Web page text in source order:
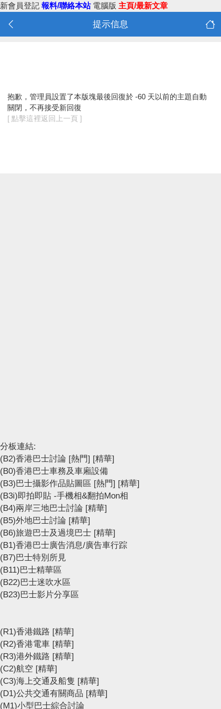
新會員登記 報料/聯絡本站 電腦版 主頁/最新文章
提示信息
抱歉，管理員設置了本版塊最後回復於 -60 天以前的主題自動
關閉，不再接受新回復
[ 點擊這裡返回上一頁 ]
分板連結:
(B2)香港巴士討論 [熱門] [精華]
(B0)香港巴士車務及車廂設備
(B3)巴士攝影作品貼圖區 [熱門] [精華]
(B3i)即拍即貼 -手機相&翻拍Mon相
(B4)兩岸三地巴士討論 [精華]
(B5)外地巴士討論 [精華]
(B6)旅遊巴士及過境巴士 [精華]
(B1)香港巴士廣告消息/廣告車行踪
(B7)巴士特別所見
(B11)巴士精華區
(B22)巴士迷吹水區
(B23)巴士影片分享區
(R1)香港鐵路 [精華]
(R2)香港電車 [精華]
(R3)港外鐵路 [精華]
(C2)航空 [精華]
(C3)海上交通及船隻 [精華]
(D1)公共交通有關商品 [精華]
(M1)小型巴士綜合討論